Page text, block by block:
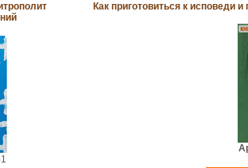
Как приготовиться к